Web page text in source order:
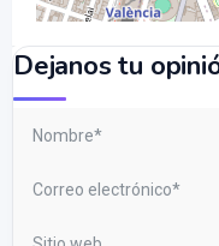
Dejanos tu